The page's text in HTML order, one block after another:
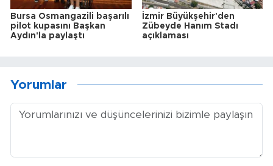
Bursa Osmangazili başarılı
pilot kupasını Başkan
Aydın'la paylaştı
İzmir Büyükşehir'den
Zübeyde Hanım Stadı
açıklaması
Yorumlar